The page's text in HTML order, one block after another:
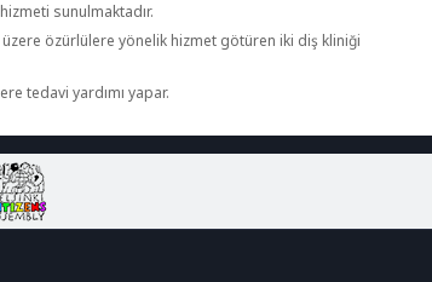
sunulmaktadır.
özürlülere yönelik hizmet götüren iki diş kliniği
tedavi yardımı yapar.